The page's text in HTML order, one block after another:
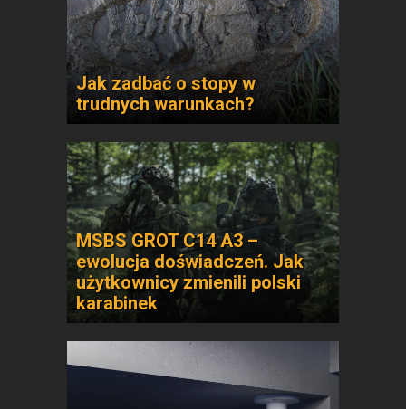
Jak zadbać o stopy w
trudnych warunkach?
MSBS GROT C14 A3 –
ewolucja doświadczeń. Jak
użytkownicy zmienili polski
karabinek